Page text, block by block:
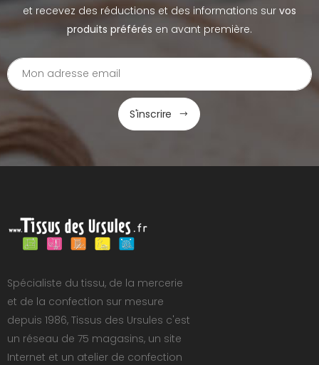
et recevez des réductions et des informations sur vos
produits préférés en avant première.
S'inscrire
Spécialiste du tissu, de la mercerie
et de la confection sur mesure
depuis 1986, Tissus des Ursules c'est
un réseau de 75 magasins, un site
Internet et un atelier de confection